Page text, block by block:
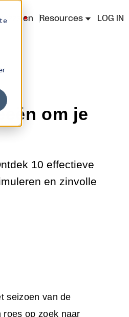
Resources LOG IN
om je
10 effectieve
en zinvolle
seizoen van de
op zoek naar